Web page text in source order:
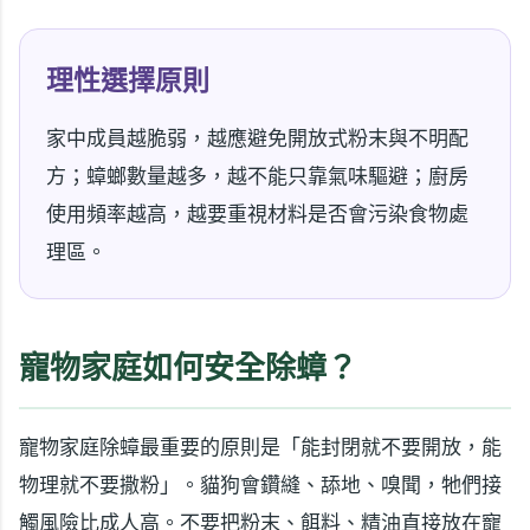
理性選擇原則
家中成員越脆弱，越應避免開放式粉末與不明配
方；蟑螂數量越多，越不能只靠氣味驅避；廚房
使用頻率越高，越要重視材料是否會污染食物處
理區。
寵物家庭如何安全除蟑？
寵物家庭除蟑最重要的原則是「能封閉就不要開放，能
物理就不要撒粉」。貓狗會鑽縫、舔地、嗅聞，牠們接
觸風險比成人高。不要把粉末、餌料、精油直接放在寵